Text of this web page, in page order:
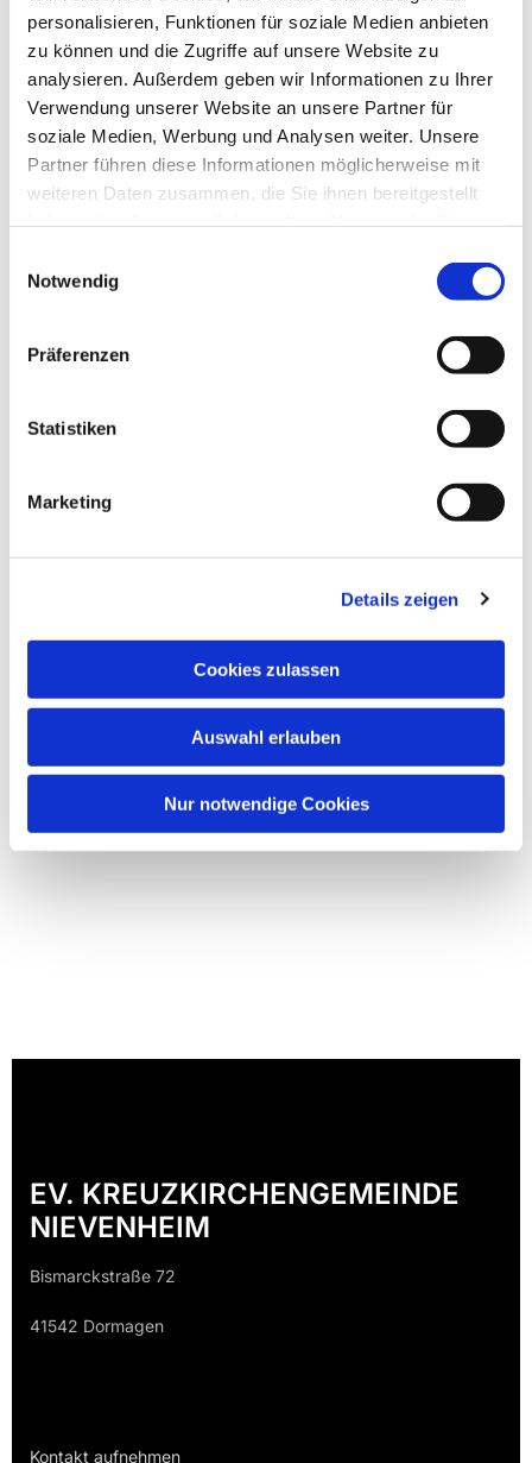
personalisieren, Funktionen für soziale Medien anbieten
zu können und die Zugriffe auf unsere Website zu
analysieren. Außerdem geben wir Informationen zu Ihrer
Verwendung unserer Website an unsere Partner für
soziale Medien, Werbung und Analysen weiter. Unsere
Partner führen diese Informationen möglicherweise mit
weiteren Daten zusammen, die Sie ihnen bereitgestellt
Notwendig
Präferenzen
Statistiken
Marketing
Details zeigen
Cookies zulassen
Auswahl erlauben
Nur notwendige Cookies
EV. KREUZKIRCHENGEMEINDE
NIEVENHEIM
Bismarckstraße 72
41542 Dormagen
Kontakt aufnehmen